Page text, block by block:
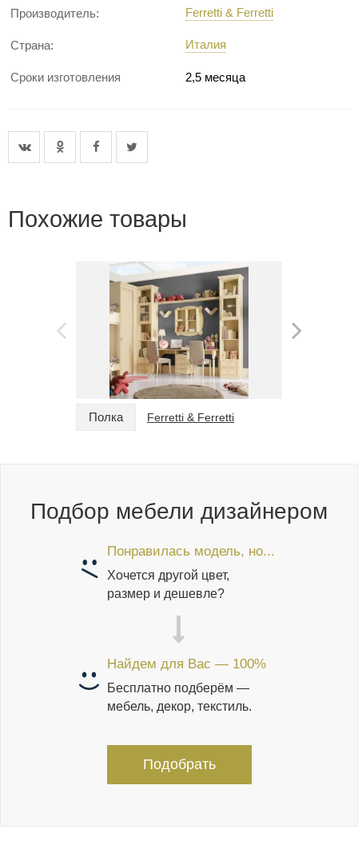
Производитель: Ferretti & Ferretti
Страна: Италия
Сроки изготовления 2,5 месяца
Похожие товары
Полка Ferretti & Ferretti
Подбор мебели дизайнером
Понравилась модель, но...
Хочется другой цвет,
размер и дешевле?
Найдем для Вас — 100%
Бесплатно подберём —
мебель, декор, текстиль.
Подобрать